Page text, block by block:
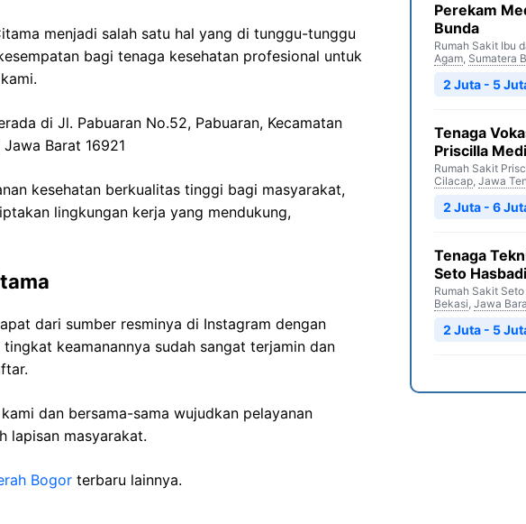
menjadi salah satu hal yang di tunggu-tunggu
bagi tenaga kesehatan profesional untuk
di Jl. Pabuaran No.52, Pabuaran, Kecamatan
Barat 16921
kesehatan berkualitas tinggi bagi masyarakat,
lingkungan kerja yang mendukung,
dari sumber resminya di Instagram dengan
tingkat keamanannya sudah sangat terjamin dan
dan bersama-sama wujudkan pelayanan
lapisan masyarakat.
Bogor terbaru lainnya.
Perekam
Bunda
Rumah Sakit Ibu
Agam, Sumatera
2 Juta - 5
Tenaga
Priscilla
Rumah Sakit
Cilacap, Jawa
2 Juta - 6
Tenaga
Seto
Rumah Sakit
Bekasi, Jawa
2 Juta - 5